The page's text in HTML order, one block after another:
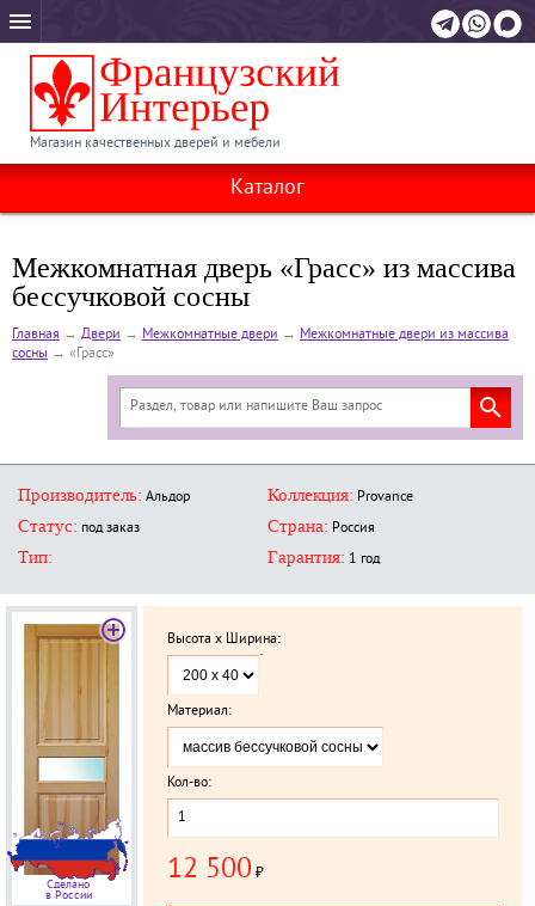
Магазин качественных дверей и мебели
Каталог
Межкомнатная дверь «Грасс» из массива
бессучковой сосны
Главная → Двери → Межкомнатные двери → Межкомнатные двери из массива
сосны → «Грасс»
Производитель: Альдор Коллекция: Provance
Статус: под заказ Страна: Россия
Тип: Гарантия: 1 год
Сделано
в России
Высота x Ширина:
Материал:
Кол-во:
`
12 500 ₽